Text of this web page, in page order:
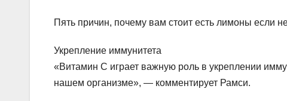
Пять причин, почему вам стоит есть лимоны если
Укрепление иммунитета
«Витамин С играет важную роль в укреплении
нашем организме», — комментирует Рамси.